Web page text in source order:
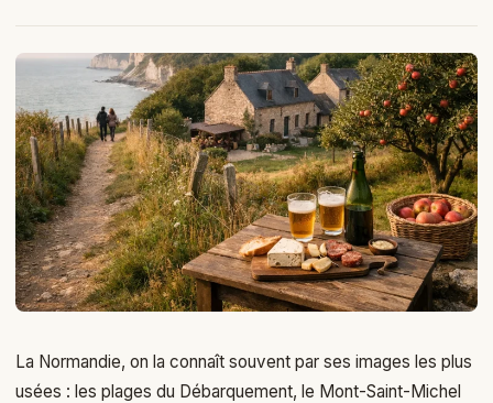
La Normandie, on la connaît souvent par ses images les plus
usées : les plages du Débarquement, le Mont-Saint-Michel